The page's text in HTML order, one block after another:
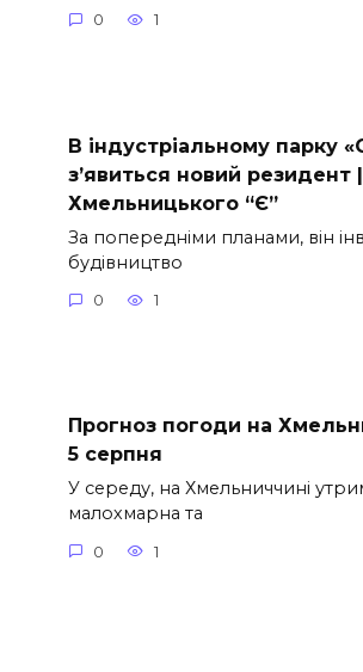
0 1
В індустріальному парку
з’явиться новий резидент
Хмельницького “Є”
За попередніми планами, він
будівництво
0 1
Прогноз погоди на
5 серпня
У середу, на Хмельниччині
малохмарна та
0 1